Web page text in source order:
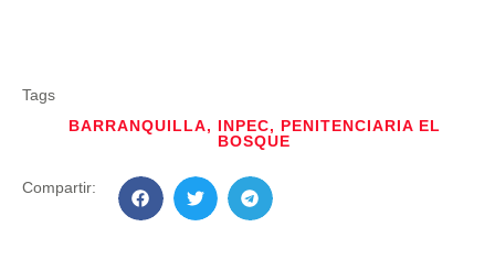
Tags
BARRANQUILLA, INPEC, PENITENCIARIA EL
BOSQUE
Compartir: